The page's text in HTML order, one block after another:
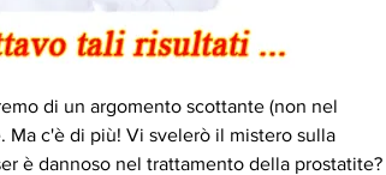
di un argomento scottante (non nel
Ma c'è di più! Vi svelerò il mistero sulla
è dannoso nel trattamento della prostatite?